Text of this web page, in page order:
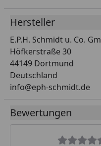
Hersteller
E.P.H. Schmidt u. Co.
Höfkerstraße 30
44149 Dortmund
Deutschland
info@eph-schmidt.de
Bewertungen